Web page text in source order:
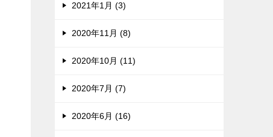
2021年1月 (3)
2020年11月 (8)
2020年10月 (11)
2020年7月 (7)
2020年6月 (16)